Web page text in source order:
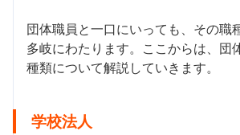
団体職員と一口にいっても、その職
多岐にわたります。ここからは、団
種類について解説していきます。
学校法人